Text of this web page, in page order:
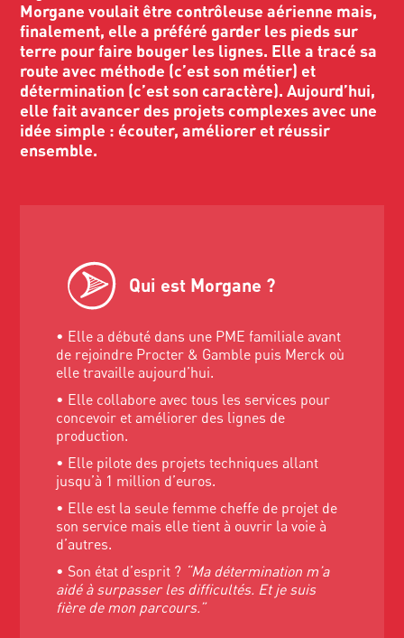
Morgane voulait être contrôleuse aérienne mais,
finalement, elle a préféré garder les pieds sur
terre pour faire bouger les lignes. Elle a tracé sa
route avec méthode (c’est son métier) et
détermination (c’est son caractère). Aujourd’hui,
elle fait avancer des projets complexes avec une
idée simple : écouter, améliorer et réussir
ensemble.
Qui est Morgane ?
• Elle a débuté dans une PME familiale avant
de rejoindre Procter & Gamble puis Merck où
elle travaille aujourd’hui.
• Elle collabore avec tous les services pour
concevoir et améliorer des lignes de
production.
• Elle pilote des projets techniques allant
jusqu’à 1 million d’euros.
• Elle est la seule femme cheffe de projet de
son service mais elle tient à ouvrir la voie à
d’autres.
• Son état d’esprit ? “Ma détermination m’a
aidé à surpasser les difficultés. Et je suis
fière de mon parcours.”